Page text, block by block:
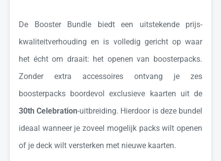
De Booster Bundle biedt een uitstekende prijs-
kwaliteitverhouding en is volledig gericht op waar
het écht om draait: het openen van boosterpacks.
Zonder extra accessoires ontvang je zes
boosterpacks boordevol exclusieve kaarten uit de
30th Celebration-uitbreiding. Hierdoor is deze bundel
ideaal wanneer je zoveel mogelijk packs wilt openen
of je deck wilt versterken met nieuwe kaarten.